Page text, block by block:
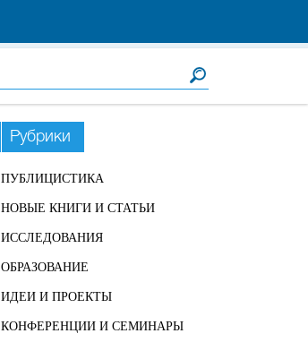
Рубрики
ПУБЛИЦИСТИКА
НОВЫЕ КНИГИ И СТАТЬИ
ИССЛЕДОВАНИЯ
ОБРАЗОВАНИЕ
ИДЕИ И ПРОЕКТЫ
КОНФЕРЕНЦИИ И СЕМИНАРЫ